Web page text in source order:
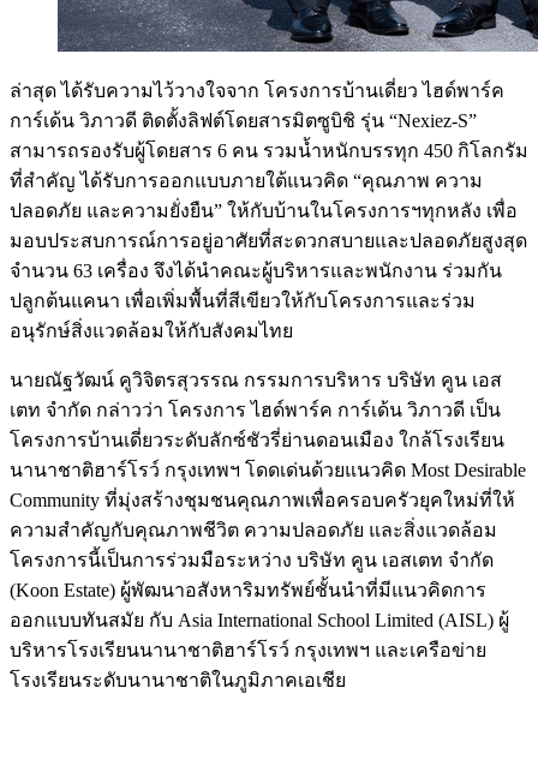
ล่าสุด ได้รับความไว้วางใจจาก โครงการบ้านเดี่ยว ไฮด์พาร์ค
การ์เด้น วิภาวดี ติดตั้งลิฟต์โดยสารมิตซูบิชิ รุ่น “Nexiez-S”
สามารถรองรับผู้โดยสาร 6 คน รวมน้ำหนักบรรทุก 450 กิโลกรัม
ที่สำคัญ ได้รับการออกแบบภายใต้แนวคิด “คุณภาพ ความ
ปลอดภัย และความยั่งยืน” ให้กับบ้านในโครงการฯทุกหลัง เพื่อ
มอบประสบการณ์การอยู่อาศัยที่สะดวกสบายและปลอดภัยสูงสุด
จำนวน 63 เครื่อง จึงได้นำคณะผู้บริหารและพนักงาน ร่วมกัน
ปลูกต้นแคนา เพื่อเพิ่มพื้นที่สีเขียวให้กับโครงการและร่วม
อนุรักษ์สิ่งแวดล้อมให้กับสังคมไทย
นายณัฐวัฒน์ คูวิจิตรสุวรรณ กรรมการบริหาร บริษัท คูน เอส
เตท จำกัด กล่าวว่า โครงการ ไฮด์พาร์ค การ์เด้น วิภาวดี เป็น
โครงการบ้านเดี่ยวระดับลักซ์ชัวรี่ย่านดอนเมือง ใกล้โรงเรียน
นานาชาติฮาร์โรว์ กรุงเทพฯ โดดเด่นด้วยแนวคิด Most Desirable
Community ที่มุ่งสร้างชุมชนคุณภาพเพื่อครอบครัวยุคใหม่ที่ให้
ความสำคัญกับคุณภาพชีวิต ความปลอดภัย และสิ่งแวดล้อม
โครงการนี้เป็นการร่วมมือระหว่าง บริษัท คูน เอสเตท จำกัด
(Koon Estate) ผู้พัฒนาอสังหาริมทรัพย์ชั้นนำที่มีแนวคิดการ
ออกแบบทันสมัย กับ Asia International School Limited (AISL) ผู้
บริหารโรงเรียนนานาชาติฮาร์โรว์ กรุงเทพฯ และเครือข่าย
โรงเรียนระดับนานาชาติในภูมิภาคเอเชีย